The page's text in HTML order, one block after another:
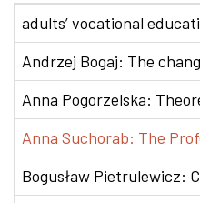
adults’ vocational
Andrzej Bogaj: The
Anna Pogorzelska:
Anna Suchorab: The
Bogusław Pietrulewicz: